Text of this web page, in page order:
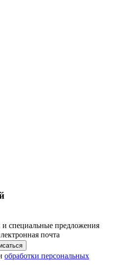
специальные предложения
почта
обработки персональных